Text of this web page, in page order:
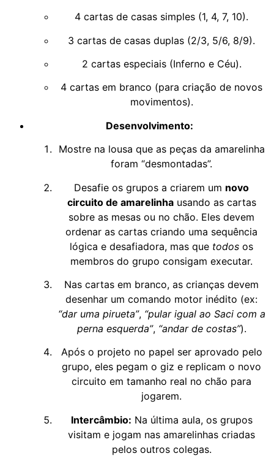
4 cartas de casas simples (1, 4, 7, 10).
3 cartas de casas duplas (2/3, 5/6, 8/9).
2 cartas especiais (Inferno e Céu).
4 cartas em branco (para criação de novos
movimentos).
Desenvolvimento:
Mostre na lousa que as peças da amarelinha
foram “desmontadas”.
Desafie os grupos a criarem um novo
circuito de amarelinhausando as cartas
sobre as mesas ou no chão. Eles devem
ordenar as cartas criando uma sequência
lógica e desafiadora, mas que todos os
membros do grupo consigam executar.
Nas cartas em branco, as crianças devem
desenhar um comando motor inédito (ex:
“dar uma pirueta”, “pular igual ao Saci com a
perna esquerda”, “andar de costas”).
Após o projeto no papel ser aprovado pelo
grupo, eles pegam o giz e replicam o novo
circuito em tamanho real no chão para
jogarem.
Intercâmbio: Na última aula, os grupos
visitam e jogam nas amarelinhas criadas
pelos outros colegas.